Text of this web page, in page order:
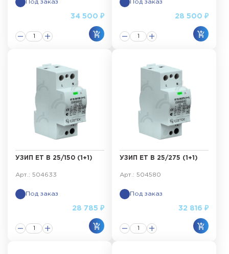
Под заказ
34 500 ₽
Под заказ
28 500 ₽
УЗИП ET B 25/150 (1+1)
Арт.: 504633
Под заказ
28 785 ₽
УЗИП ET B 25/275 (1+1)
Арт.: 504580
Под заказ
32 816 ₽